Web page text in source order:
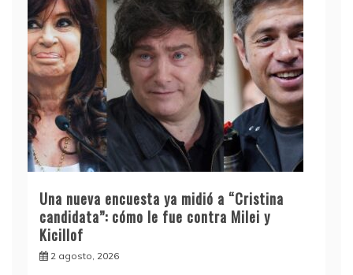
Una nueva encuesta ya midió a “Cristina
candidata”: cómo le fue contra Milei y
Kicillof
2 agosto, 2026